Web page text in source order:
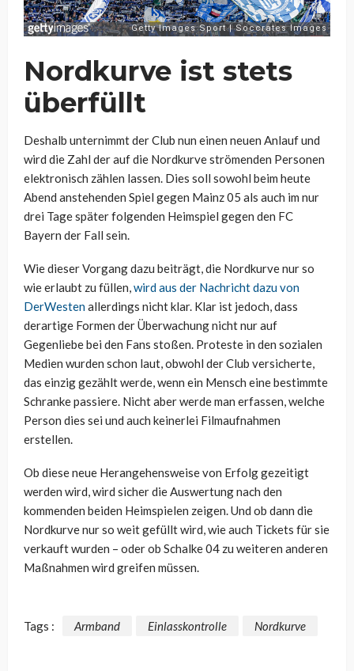
Nordkurve ist stets
überfüllt
Deshalb unternimmt der Club nun einen neuen Anlauf und
wird die Zahl der auf die Nordkurve strömenden Personen
elektronisch zählen lassen. Dies soll sowohl beim heute
Abend anstehenden Spiel gegen Mainz 05 als auch im nur
drei Tage später folgenden Heimspiel gegen den FC
Bayern der Fall sein.
Wie dieser Vorgang dazu beiträgt, die Nordkurve nur so
wie erlaubt zu füllen,wird aus der Nachricht dazu von
DerWestenallerdings nicht klar. Klar ist jedoch, dass
derartige Formen der Überwachung nicht nur auf
Gegenliebe bei den Fans stoßen. Proteste in den sozialen
Medien wurden schon laut, obwohl der Club versicherte,
das einzig gezählt werde, wenn ein Mensch eine bestimmte
Schranke passiere. Nicht aber werde man erfassen, welche
Person dies sei und auch keinerlei Filmaufnahmen
erstellen.
Ob diese neue Herangehensweise von Erfolg gezeitigt
werden wird, wird sicher die Auswertung nach den
kommenden beiden Heimspielen zeigen. Und ob dann die
Nordkurve nur so weit gefüllt wird, wie auch Tickets für sie
verkauft wurden – oder ob Schalke 04 zu weiteren anderen
Maßnahmen wird greifen müssen.
Tags : Armband Einlasskontrolle Nordkurve